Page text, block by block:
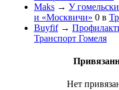
Maks → У
и «Москвичи» 0 в
Buyfif→
Транспорт Гомеля
Нет